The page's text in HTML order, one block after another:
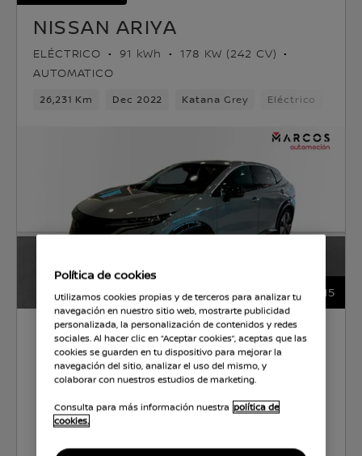
NISSAN ARIYA
ELÉCTRICO 91 kWh
178 KW (242 CV)
AUTOMATICO
26,231 Km Dec 2022 Katana Grey Eléctrico
15
34.900 €
MARCOS AUTOMOCIÓN
CO2 0 g/km 0.0 l/100km
Política de cookies
Utilizamos cookies propias y de terceros para analizar tu
navegación en nuestro sitio web, mostrarte publicidad
personalizada, la personalización de contenidos y redes
sociales. Al hacer clic en “Aceptar cookies”, aceptas que las
cookies se guarden en tu dispositivo para mejorar la
navegación del sitio, analizar el uso del mismo, y
colaborar con nuestros estudios de marketing.
Consulta para más información nuestra política de
cookies.